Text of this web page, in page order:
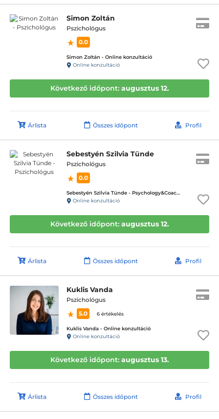
Simon Zoltán
Pszichológus
0.0
Simon Zoltán - Online konzultáció
Online konzultáció
Következő időpont: augusztus 12.
Árlista Összes időpont Profil
Sebestyén Szilvia Tünde
Pszichológus
0.0
Sebestyén Szilvia Tünde - Psychology&Coaching - ICD terápiás magánpraxis
Online konzultáció
Következő időpont: augusztus 12.
Árlista Összes időpont Profil
Kuklis Vanda
Pszichológus
5.0
6 értékelés
Kuklis Vanda - Online konzultáció
Online konzultáció
Következő időpont: augusztus 13.
Árlista Összes időpont Profil